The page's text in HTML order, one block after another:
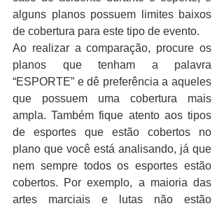
alguns planos possuem limites baixos
de cobertura para este tipo de evento.
Ao realizar a comparação, procure os
planos que tenham a palavra
“ESPORTE” e dê preferência a aqueles
que possuem uma cobertura mais
ampla. Também fique atento aos tipos
de esportes que estão cobertos no
plano que você está analisando, já que
nem sempre todos os esportes estão
cobertos. Por exemplo, a maioria das
artes marciais e lutas não estão